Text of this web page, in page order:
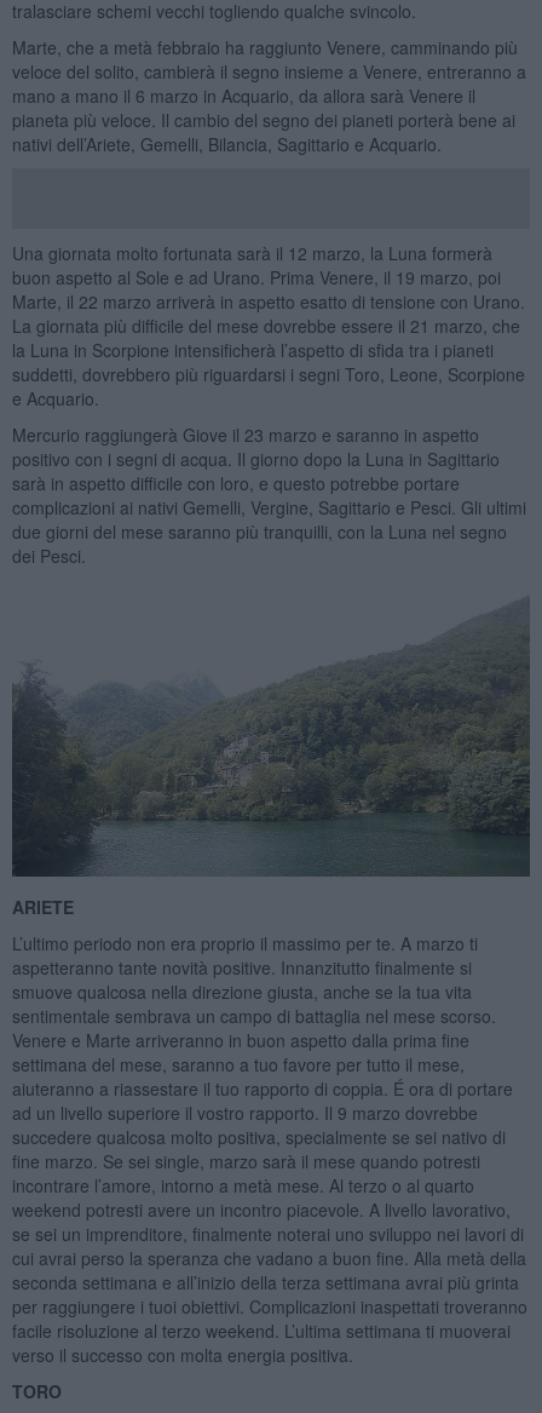
tralasciare schemi vecchi togliendo qualche svincolo.
Marte, che a metà febbraio ha raggiunto Venere, camminando più
veloce del solito, cambierà il segno insieme a Venere, entreranno a
mano a mano il 6 marzo in Acquario, da allora sarà Venere il
pianeta più veloce. Il cambio del segno dei pianeti porterà bene ai
nativi dell’Ariete, Gemelli, Bilancia, Sagittario e Acquario.
Una giornata molto fortunata sarà il 12 marzo, la Luna formerà
buon aspetto al Sole e ad Urano. Prima Venere, il 19 marzo, poi
Marte, il 22 marzo arriverà in aspetto esatto di tensione con Urano.
La giornata più difficile del mese dovrebbe essere il 21 marzo, che
la Luna in Scorpione intensificherà l’aspetto di sfida tra i pianeti
suddetti, dovrebbero più riguardarsi i segni Toro, Leone, Scorpione
e Acquario.
Mercurio raggiungerà Giove il 23 marzo e saranno in aspetto
positivo con i segni di acqua. Il giorno dopo la Luna in Sagittario
sarà in aspetto difficile con loro, e questo potrebbe portare
complicazioni ai nativi Gemelli, Vergine, Sagittario e Pesci. Gli ultimi
due giorni del mese saranno più tranquilli, con la Luna nel segno
dei Pesci.
ARIETE
L’ultimo periodo non era proprio il massimo per te. A marzo ti
aspetteranno tante novità positive. Innanzitutto finalmente si
smuove qualcosa nella direzione giusta, anche se la tua vita
sentimentale sembrava un campo di battaglia nel mese scorso.
Venere e Marte arriveranno in buon aspetto dalla prima fine
settimana del mese, saranno a tuo favore per tutto il mese,
aiuteranno a riassestare il tuo rapporto di coppia. É ora di portare
ad un livello superiore il vostro rapporto. Il 9 marzo dovrebbe
succedere qualcosa molto positiva, specialmente se sei nativo di
fine marzo. Se sei single, marzo sarà il mese quando potresti
incontrare l’amore, intorno a metà mese. Al terzo o al quarto
weekend potresti avere un incontro piacevole. A livello lavorativo,
se sei un imprenditore, finalmente noterai uno sviluppo nei lavori di
cui avrai perso la speranza che vadano a buon fine. Alla metà della
seconda settimana e all’inizio della terza settimana avrai più grinta
per raggiungere i tuoi obiettivi. Complicazioni inaspettati troveranno
facile risoluzione al terzo weekend. L’ultima settimana ti muoverai
verso il successo con molta energia positiva.
TORO